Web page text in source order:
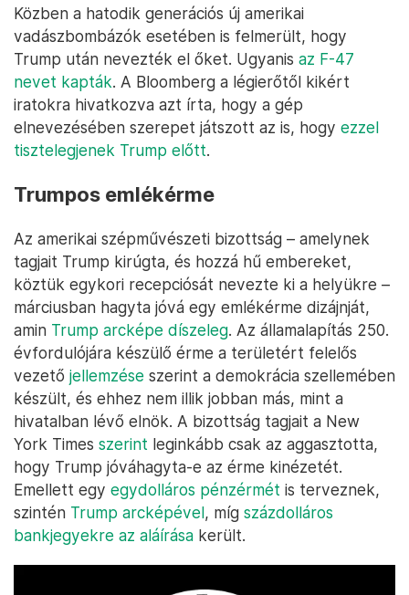
Közben a hatodik generációs új amerikai
vadászbombázók esetében is felmerült, hogy
Trump után nevezték el őket. Ugyanis az F-47
nevet kapták. A Bloomberg a légierőtől kikért
iratokra hivatkozva azt írta, hogy a gép
elnevezésében szerepet játszott az is, hogy ezzel
tisztelegjenek Trump előtt.
Trumpos emlékérme
Az amerikai szépművészeti bizottság – amelynek
tagjait Trump kirúgta, és hozzá hű embereket,
köztük egykori recepciósát nevezte ki a helyükre –
márciusban hagyta jóvá egy emlékérme dizájnját,
amin Trump arcképe díszeleg. Az államalapítás 250.
évfordulójára készülő érme a területért felelős
vezető jellemzése szerint a demokrácia szellemében
készült, és ehhez nem illik jobban más, mint a
hivatalban lévő elnök. A bizottság tagjait a New
York Times szerint leginkább csak az aggasztotta,
hogy Trump jóváhagyta-e az érme kinézetét.
Emellett egy egydolláros pénzérmét is terveznek,
szintén Trump arcképével, míg százdolláros
bankjegyekre az aláírása került.